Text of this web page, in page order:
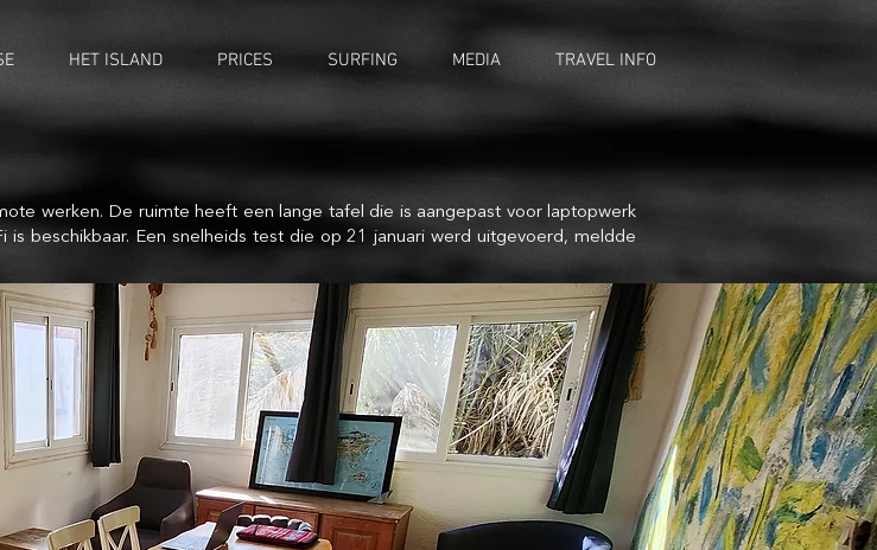
HET ISLAND PRICES SURFING MEDIA TRAVEL INFO
werken. De ruimte heeft een lange tafel die is aangepast voor laptopwerk
beschikbaar. Een snelheids test die op 21 januari werd uitgevoerd, meldde